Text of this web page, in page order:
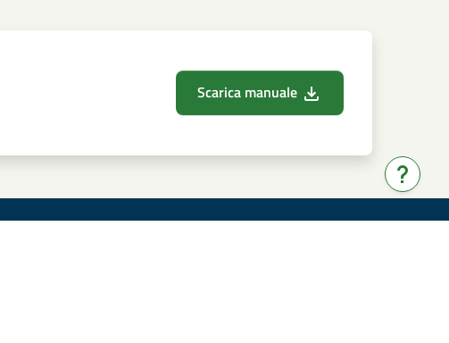
Scarica manuale
Hai